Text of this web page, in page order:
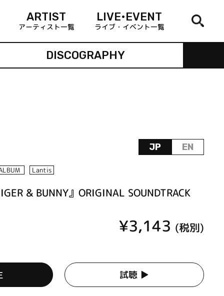
ARTIST
アーティスト一覧
LIVE•EVENT
ライブ・イベント一覧
DISCOGRAPHY
JP EN
Lantis
& BUNNY』ORIGINAL SOUNDTRACK
¥3,143 (税別)
試聴 ▶︎